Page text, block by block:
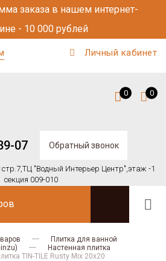
заказа в нашем интернет-
- 10 000 рублей
Личный кабинет
07 Обратный звонок
ТЦ "Водный Интерьер Центр",этаж -1
секция 009-010
0 0
Плитка для ванной
Настенная плитка
TIN-TILE Rusty Mix 20x20